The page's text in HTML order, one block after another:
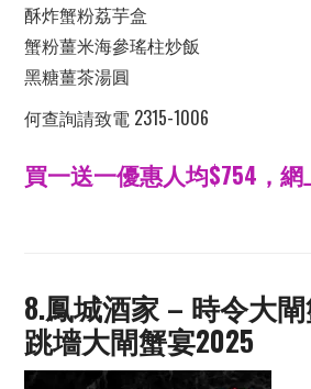
酥炸蟹粉荔芋盒
蟹粉薑米海參瑤柱炒飯
黑糖薑茶湯圓
何查詢請致電 2315-1006
買一送一優惠人均$754，
8.鳳城酒家 – 時令大
跳墻大閘蟹宴2025